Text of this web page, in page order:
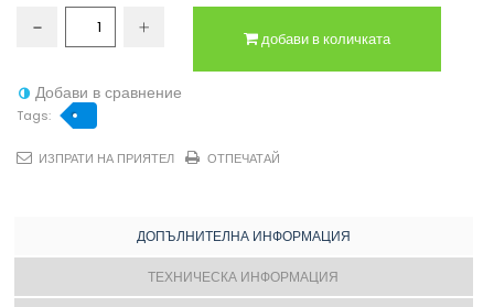
добави в количката
Добави в сравнение
Tags:
ИЗПРАТИ НА ПРИЯТЕЛ ОТПЕЧАТАЙ
ДОПЪЛНИТЕЛНА ИНФОРМАЦИЯ
ТЕХНИЧЕСКА ИНФОРМАЦИЯ